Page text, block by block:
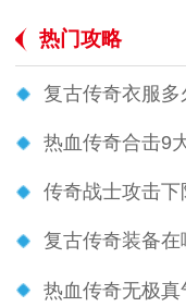
热门攻略
复古传奇衣服多
热血传奇合击9
传奇战士攻击下
复古传奇装备在
热血传奇无极